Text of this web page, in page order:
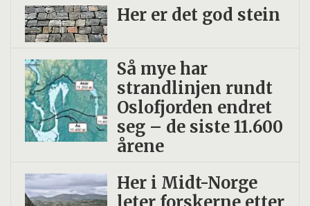
Her er det god stein
Så mye har
strandlinjen rundt
Oslofjorden endret
seg – de siste 11.600
årene
Her i Midt-Norge